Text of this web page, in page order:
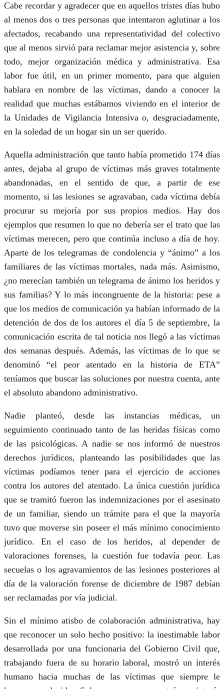
Cabe recordar y agradecer que en aquellos tristes días hubo
al menos dos o tres personas que intentaron aglutinar a los
afectados, recabando una representatividad del colectivo
que al menos sirvió para reclamar mejor asistencia y, sobre
todo, mejor organización médica y administrativa. Esa
labor fue útil, en un primer momento, para que alguien
hablara en nombre de las víctimas, dando a conocer la
realidad que muchas estábamos viviendo en el interior de
la Unidades de Vigilancia Intensiva o, desgraciadamente,
en la soledad de un hogar sin un ser querido.
Aquella administración que tanto había prometido 174 días
antes, dejaba al grupo de víctimas más graves totalmente
abandonadas, en el sentido de que, a partir de ese
momento, si las lesiones se agravaban, cada víctima debía
procurar su mejoría por sus propios medios. Hay dos
ejemplos que resumen lo que no debería ser el trato que las
víctimas merecen, pero que continúa incluso a día de hoy.
Aparte de los telegramas de condolencia y “ánimo” a los
familiares de las víctimas mortales, nada más. Asimismo,
¿no merecían también un telegrama de ánimo los heridos y
sus familias? Y lo más incongruente de la historia: pese a
que los medios de comunicación ya habían informado de la
detención de dos de los autores el día 5 de septiembre, la
comunicación escrita de tal noticia nos llegó a las víctimas
dos semanas después. Además, las víctimas de lo que se
denominó “el peor atentado en la historia de ETA”
teníamos que buscar las soluciones por nuestra cuenta, ante
el absoluto abandono administrativo.
Nadie planteó, desde las instancias médicas, un
seguimiento continuado tanto de las heridas físicas como
de las psicológicas. A nadie se nos informó de nuestros
derechos jurídicos, planteando las posibilidades que las
víctimas podíamos tener para el ejercicio de acciones
contra los autores del atentado. La única cuestión jurídica
que se tramitó fueron las indemnizaciones por el asesinato
de un familiar, siendo un trámite para el que la mayoría
tuvo que moverse sin poseer el más mínimo conocimiento
jurídico. En el caso de los heridos, al depender de
valoraciones forenses, la cuestión fue todavía peor. Las
secuelas o los agravamientos de las lesiones posteriores al
día de la valoración forense de diciembre de 1987 debían
ser reclamadas por vía judicial.
Sin el mínimo atisbo de colaboración administrativa, hay
que reconocer un solo hecho positivo: la inestimable labor
desarrollada por una funcionaria del Gobierno Civil que,
trabajando fuera de su horario laboral, mostró un interés
humano hacia muchas de las víctimas que siempre le